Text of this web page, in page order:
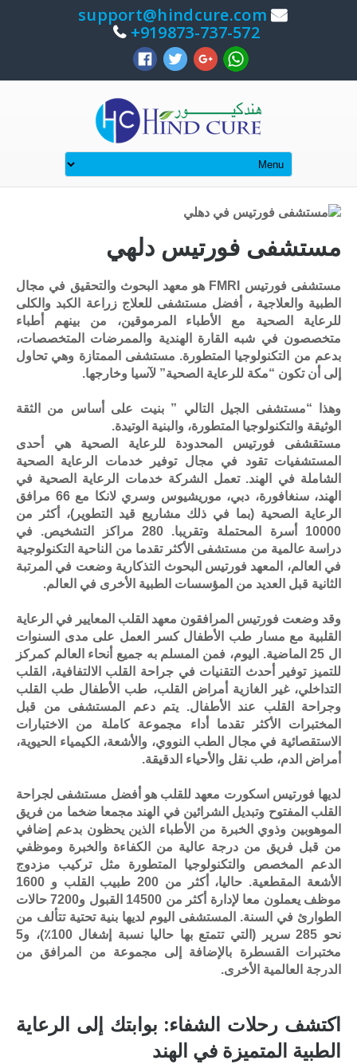
support@hindcure.com
919873-737-572+
مستشفى فورتيس دلهي
مستشفى فورتيس FMRI هو معهد البحوث والتحقيق في مجال
الطبية والعلاجية ، أفضل مستشفى للعلاج زراعة الكبد والكلى
للرعاية الصحية مع الأطباء المرموقين، من بينهم أطباء
متخصصون في شبه القارة الهندية والممرضات المتخصصات،
بدعم من التكنولوجيا المتطورة. مستشفى الممتازة وهي تحاول
إلى أن تكون “مكة للرعاية الصحية” لآسيا وخارجها.
وهذا “مستشفى الجيل التالي ” بنيت على أساس من الثقة
الوثيقة والتكنولوجيا المتطورة، والبنية الوتيدة.
مستقشفى فورتيس المحدودة للرعاية الصحية هي أحدى
المستشفيات تقود في مجال توفير خدمات الرعاية الصحية
الشاملة في الهند. تعمل الشركة خدمات الرعاية الصحية في
الهند، سنغافورة، دبي، موريشيوس وسري لانكا مع 66 مرافق
الرعاية الصحية (بما في ذلك مشاريع قيد التطوير)، أكثر من
10000 أسرة المحتملة وتقريبا. 280 مراكز التشخيص. في
دراسة عالمية من مستشفى الأكثر تقدما من الناحية التكنولوجية
في العالم، المعهد فورتيس البحوث التذكارية وضعت في المرتبة
الثانية قبل العديد من المؤسسات الطبية الأخرى في العالم.
وقد وضعت فورتيس المرافقون معهد القلب المعايير في الرعاية
القلبية مع مسار طب الأطفال كسر العمل على مدى السنوات
ال 25 الماضية. اليوم، فمن المسلم به جميع أنحاء العالم كمركز
للتميز توفير أحدث التقنيات في جراحة القلب الالتفافية، القلب
التداخلي، غير الغازية أمراض القلب، طب الأطفال طب القلب
وجراحة القلب عند الأطفال. يتم دعم المستشفى من قبل
المختبرات الأكثر تقدما أداء مجموعة كاملة من الاختبارات
الاستقصائية في مجال الطب النووي، والأشعة، الكيمياء الحيوية،
أمراض الدم، طب نقل والأحياء الدقيقة.
لديها فورتيس اسكورت معهد للقلب هو أفضل مستشفى لجراحة
القلب المفتوح وتبديل الشرائين في الهند مجمعا ضخما من فريق
الموهوبين وذوي الخبرة من الأطباء الذين يحظون بدعم إضافي
من قبل فريق من درجة عالية من الكفاءة والخبرة وموظفي
الدعم المخصص والتكنولوجيا المتطورة مثل تركيب مزدوج
الأشعة المقطعية. حاليا، أكثر من 200 طبيب القلب و 1600
موظف يعملون معا لإدارة أكثر من 14500 القبول و7200 حالات
الطوارئ في السنة. المستشفى اليوم لديها بنية تحتية تتألف من
نحو 285 سرير (التي تتمتع بها حاليا نسبة إشغال 100٪)، و5
مختبرات القسطرة بالإضافة إلى مجموعة من المرافق من
الدرجة العالمية الأخرى.
اكتشف رحلات الشفاء: بوابتك إلى الرعاية
الطبية المتميزة في الهند